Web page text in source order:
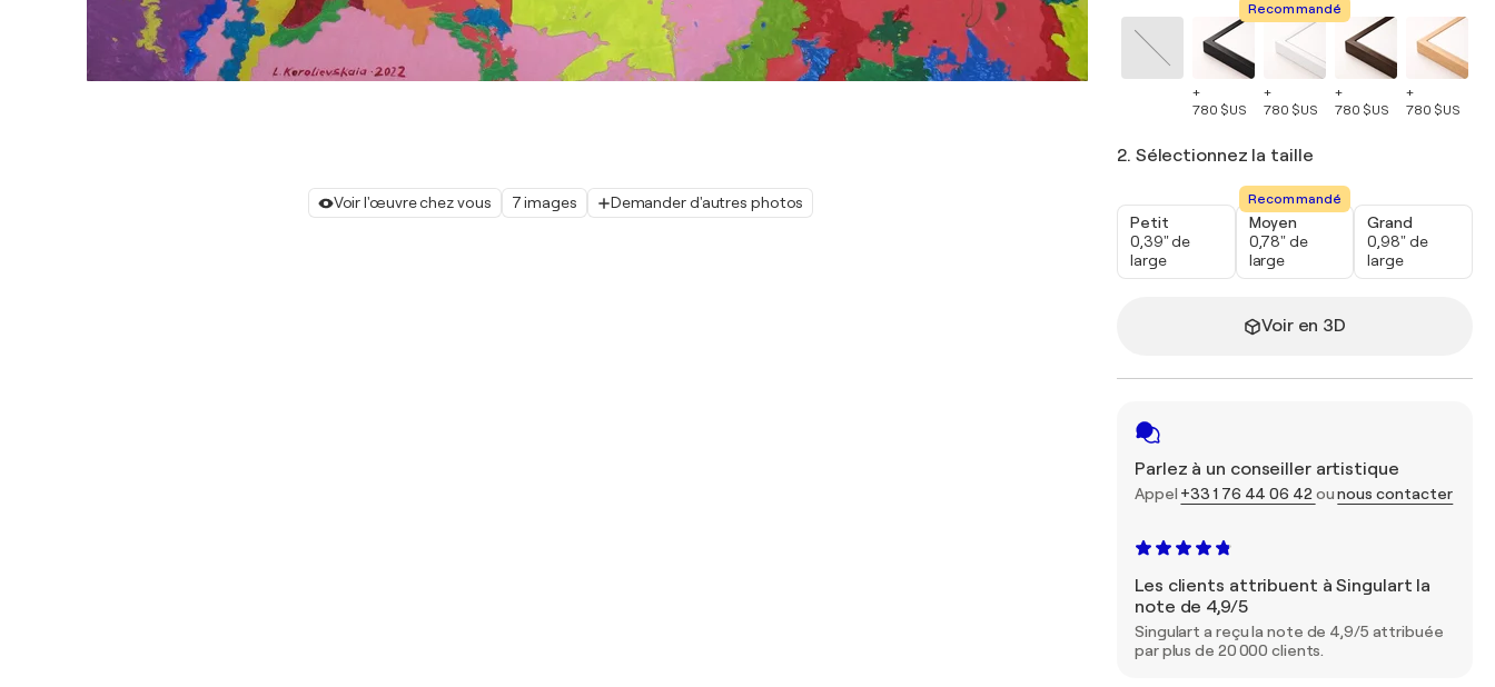
Voir l'œuvre chez vous 7 images Demander d'autres photos
+
780 $US
Recommandé
+
780 $US
+
780 $US
+
780 $US
2. Sélectionnez la taille
Petit
0,39" de
large
Recommandé
Moyen
0,78" de
large
Grand
0,98" de
large
Voir en 3D
Parlez à un conseiller artistique
Appel +33 1 76 44 06 42 ounous contacter
Les clients attribuent à Singulart la
note de 4,9/5
Singulart a reçu la note de 4,9/5 attribuée
par plus de 20 000 clients.